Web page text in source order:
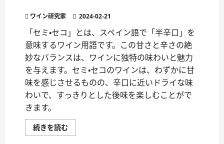
ア
ワ
ン
の
味
わ
い
を
現
す
る
に
て
ワイン研究家 2024-02-21
「セミ・セコ」とは、スペイン語で「半辛口」を
意味するワイン用語です。この甘さと辛さの絶
妙なバランスは、ワインに独特の味わいと魅力
を与えます。セミ・セコのワインは、わずかに甘
味を感じさせるものの、辛口に近いドライな味
わいで、すっきりとした後味を楽しむことがで
きます。
続きを読む
ミ・